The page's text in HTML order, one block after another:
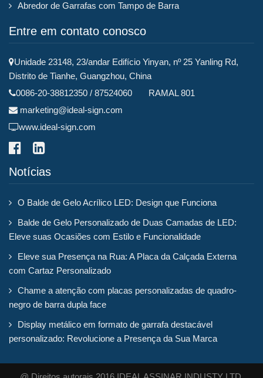
Abredor de Garrafas com Tampo de Barra
Entre em contato conosco
Unidade 23148, 23/andar Edifício Yinyan, nº 25 Yanling Rd,
Distrito de Tianhe, Guangzhou, China
0086-20-38812350 / 87524060 RAMAL 801
marketing@ideal-sign.com
www.ideal-sign.com
Notícias
O Balde de Gelo Acrílico LED: Design que Funciona
Balde de Gelo Personalizado de Duas Camadas de LED:
Eleve suas Ocasiões com Estilo e Funcionalidade
Eleve sua Presença na Rua: A Placa da Calçada Externa
com Cartaz Personalizado
Chame a atenção com placas personalizadas de quadro-
negro de barra dupla face
Display metálico em formato de garrafa destacável
personalizado: Revolucione a Presença da Sua Marca